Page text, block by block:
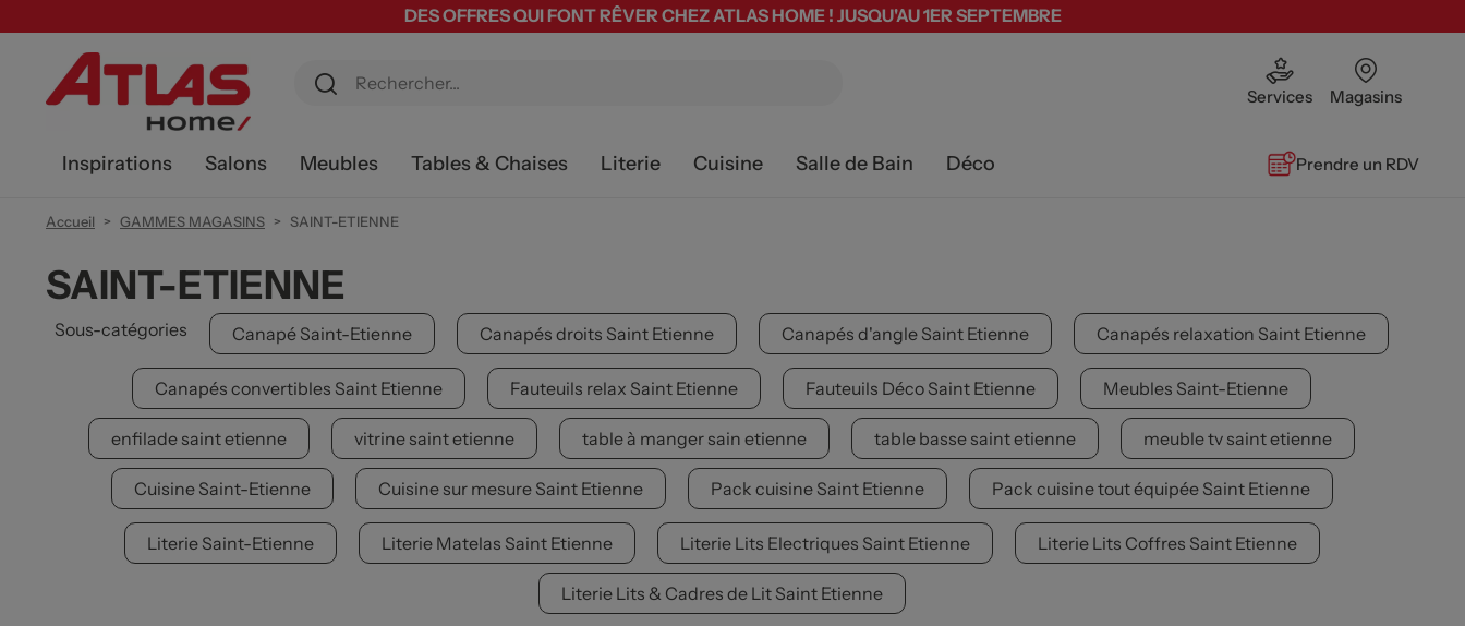
DES OFFRES QUI FONT RÊVER CHEZ ATLAS HOME ! JUSQU'AU 1ER SEPTEMBRE
Services Magasins
Inspirations Salons Meubles Tables & Chaises Literie Cuisine Salle de Bain Déco Prendre un RDV
Accueil GAMMES MAGASINS SAINT-ETIENNE
SAINT-ETIENNE
Sous-catégories Canapé Saint-Etienne Canapés droits Saint Etienne Canapés d'angle Saint Etienne Canapés relaxation Saint Etienne
Canapés convertibles Saint Etienne Fauteuils relax Saint Etienne Fauteuils Déco Saint Etienne Meubles Saint-Etienne
enfilade saint etienne vitrine saint etienne table à manger sain etienne table basse saint etienne meuble tv saint etienne
Cuisine Saint-Etienne Cuisine sur mesure Saint Etienne Pack cuisine Saint Etienne Pack cuisine tout équipée Saint Etienne
Literie Saint-Etienne Literie Matelas Saint Etienne Literie Lits Electriques Saint Etienne Literie Lits Coffres Saint Etienne
Literie Lits & Cadres de Lit Saint Etienne